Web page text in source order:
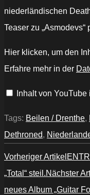
niederländischen
Teaser zu „Asmodevs“
„GOD
DETHRONED
to
Records“
anzeigen
Hier klicken, um den
Erfahre mehr in der
Inhalt von
Tags: Beilen / Drenthe,
Dethroned,
Vorheriger Artikel
„Total“ steil.Nächster
neues Album „Guitar